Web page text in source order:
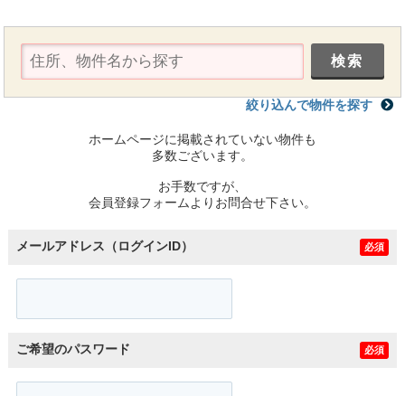
絞り込んで物件を探す
ホームページに掲載されていない物件も
多数ございます。
お手数ですが、
会員登録フォームよりお問合せ下さい。
メールアドレス（ログインID） 必須
ご希望のパスワード 必須